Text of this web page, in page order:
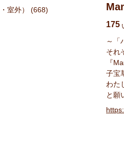
175
～「
それ
『
子宝
わた
と願
室外） (668)